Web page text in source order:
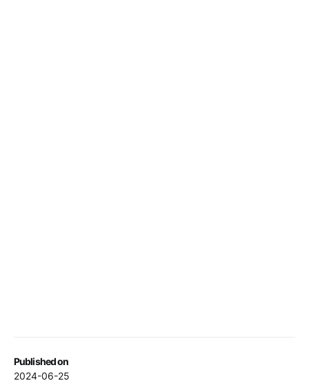
Published on
2024-06-25